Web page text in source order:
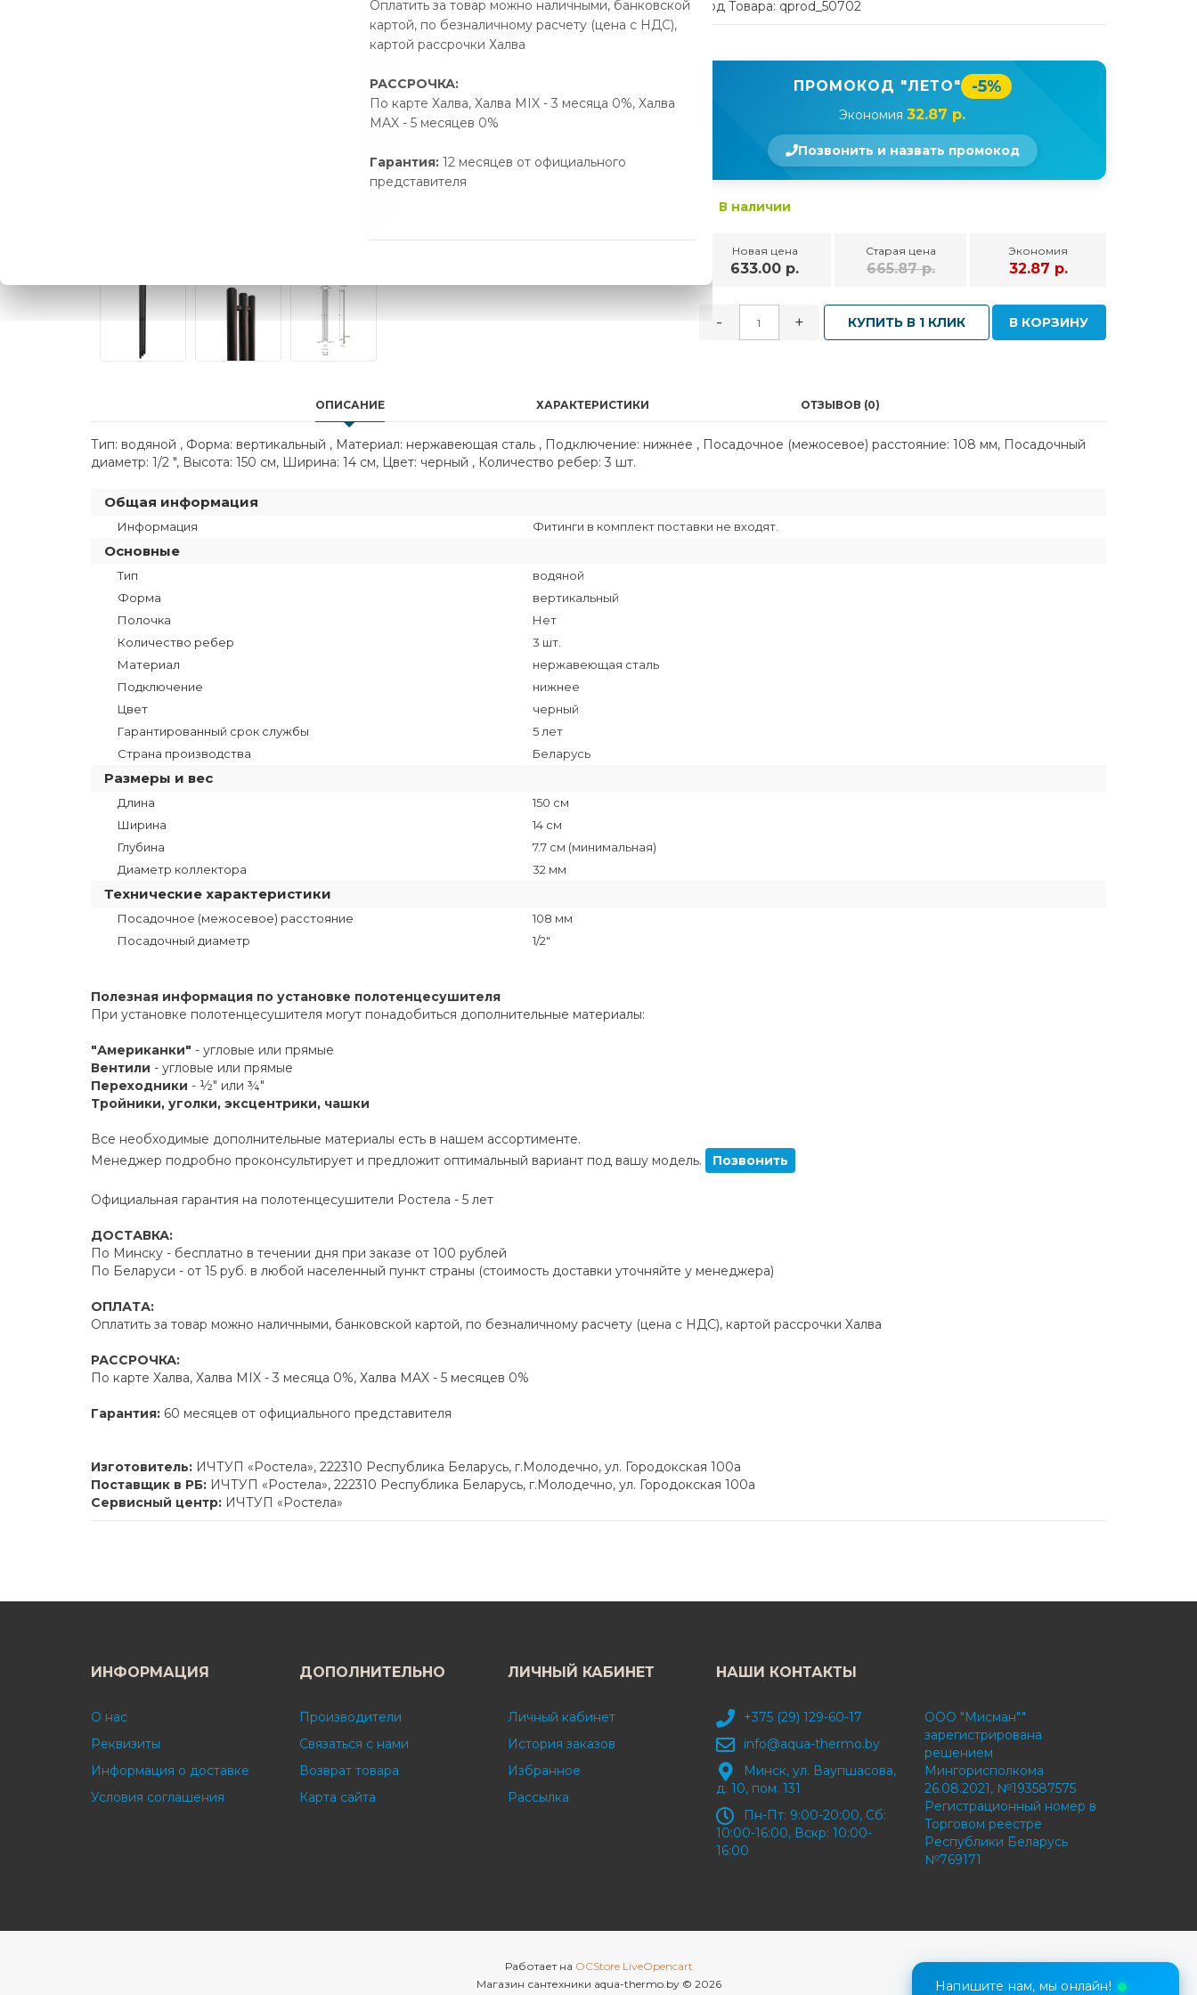
Оплатить за товар можно наличными, банковской
картой, по безналичному расчету (цена с НДС),
картой рассрочки Халва
РАССРОЧКА:
По карте Халва, Халва MIX - 3 месяца 0%, Халва
MAX - 5 месяцев 0%
Гарантия: 12 месяцев от официального
представителя
Код Товара: qprod_50702
ПРОМОКОД "ЛЕТО" -5%
Экономия32.87 р.
Позвонить и назвать промокод
В наличии
Новая цена
633.00 р.
Старая цена
665.87 р.
Экономия
32.87 р.
- + КУПИТЬ В 1 КЛИК В КОРЗИНУ
ОПИСАНИЕ ХАРАКТЕРИСТИКИ ОТЗЫВОВ (0)
Тип: водяной , Форма: вертикальный , Материал: нержавеющая сталь , Подключение: нижнее , Посадочное (межосевое) расстояние: 108 мм, Посадочный
диаметр: 1/2 ", Высота: 150 см, Ширина: 14 см, Цвет: черный , Количество ребер: 3 шт.
Общая информация
Информация Фитинги в комплект поставки не входят.
Основные
Тип
водяной
Форма
вертикальный
Полочка
Нет
Количество ребер
3 шт.
Материал
нержавеющая сталь
Подключение
нижнее
Цвет
черный
Гарантированный срок службы
5 лет
Страна производства
Беларусь
Размеры и вес
Длина
150 см
Ширина
14 см
Глубина
7.7 см (минимальная)
Диаметр коллектора
32 мм
Технические характеристики
Посадочное (межосевое) расстояние
108 мм
Посадочный диаметр
1/2"
Полезная информация по установке полотенцесушителя
При установке полотенцесушителя могут понадобиться дополнительные материалы:
"Американки" - угловые или прямые
Вентили - угловые или прямые
Переходники - ½" или ¾"
Тройники, уголки, эксцентрики, чашки
Все необходимые дополнительные материалы есть в нашем ассортименте.
Менеджер подробно проконсультирует и предложит оптимальный вариант под вашу модель.
Позвонить
Официальная гарантия на полотенцесушители Ростела - 5 лет
ДОСТАВКА:
По Минску - бесплатно в течении дня при заказе от 100 рублей
По Беларуси - от 15 руб. в любой населенный пункт страны (стоимость доставки уточняйте у менеджера)
ОПЛАТА:
Оплатить за товар можно наличными, банковской картой, по безналичному расчету (цена с НДС), картой рассрочки Халва
РАССРОЧКА:
По карте Халва, Халва MIX - 3 месяца 0%, Халва MAX - 5 месяцев 0%
Гарантия: 60 месяцев от официального представителя
Изготовитель: ИЧТУП «Ростела», 222310 Республика Беларусь, г.Молодечно, ул. Городокская 100а
Поставщик в РБ: ИЧТУП «Ростела», 222310 Республика Беларусь, г.Молодечно, ул. Городокская 100а
Сервисный центр: ИЧТУП «Ростела»
ИНФОРМАЦИЯ
О нас
Реквизиты
Информация о доставке
Условия соглашения
ДОПОЛНИТЕЛЬНО
Производители
Связаться с нами
Возврат товара
Карта сайта
ЛИЧНЫЙ КАБИНЕТ
Личный кабинет
История заказов
Избранное
Рассылка
НАШИ КОНТАКТЫ
+375 (29) 129-60-17
info@aqua-thermo.by
Минск, ул. Ваупшасова,
д. 10, пом. 131
Пн-Пт: 9:00-20:00, Сб:
10:00-16:00, Вскр: 10:00-
16:00
ООО "Мисман""
зарегистрирована
решением
Мингорисполкома
26.08.2021, №193587575
Регистрационный номер в
Торговом реестре
Республики Беларусь
№769171
Работает на OCStore LiveOpencart
Магазин сантехники aqua-thermo.by © 2026
Напишите нам, мы онлайн!